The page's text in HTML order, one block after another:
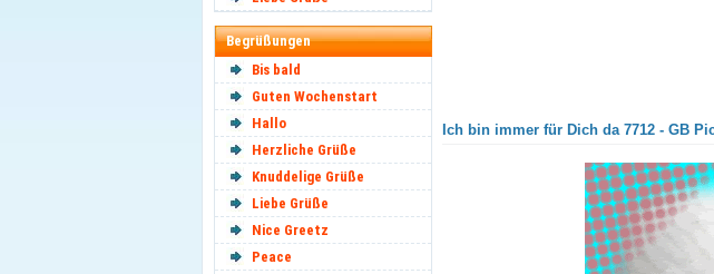
Begrüßungen
Bis bald
Guten Wochenstart
Hallo
Herzliche Grüße
Knuddelige Grüße
Liebe Grüße
Nice Greetz
Peace
Ich bin immer für Dich da 7712 - GB